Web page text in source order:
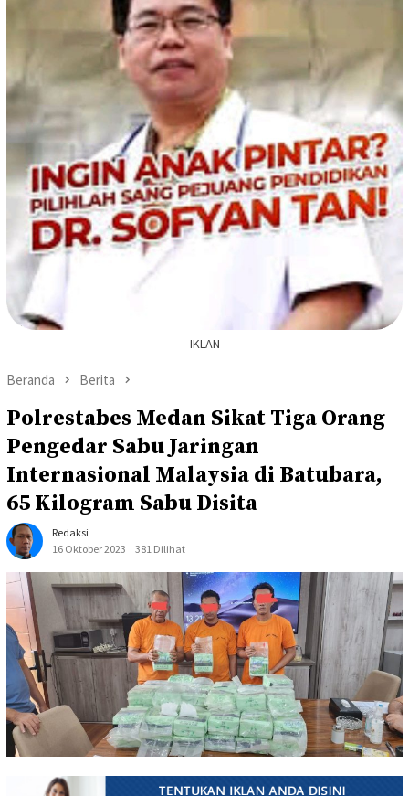
IKLAN
Beranda Berita
Polrestabes Medan Sikat Tiga Orang
Pengedar Sabu Jaringan
Internasional Malaysia di Batubara,
65 Kilogram Sabu Disita
Redaksi
16 Oktober 2023
381 Dilihat